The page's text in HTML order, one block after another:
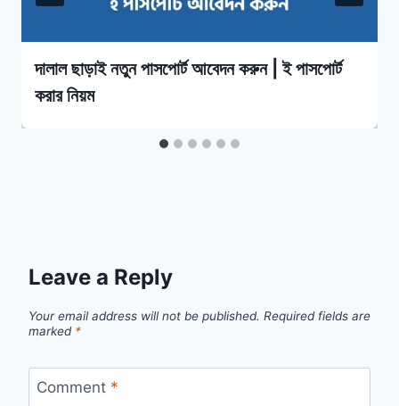
দালাল ছাড়াই নতুন পাসপোর্ট আবেদন করুন | ই পাসপোর্ট
করার নিয়ম
Leave a Reply
Your email address will not be published. Required fields are
marked *
Comment *